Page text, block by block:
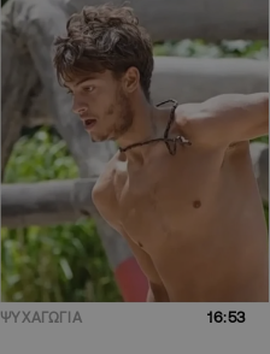
ΨΥΧΑΓΩΓΙΑ 16:53